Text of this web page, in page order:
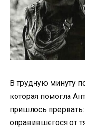
В трудную минуту
которая помогла
пришлось
оправившегося от